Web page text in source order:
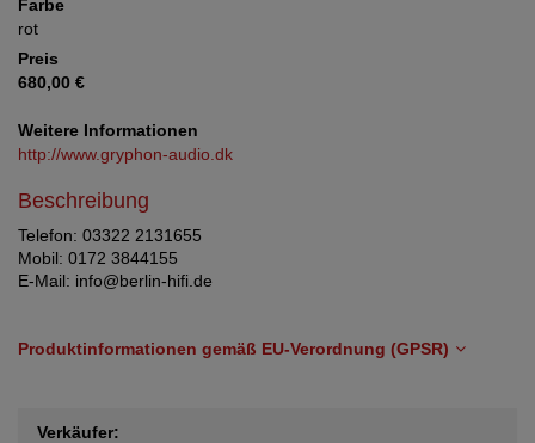
Farbe
rot
Preis
680,00 €
Weitere Informationen
http://www.gryphon-audio.dk
Beschreibung
Telefon: 03322 2131655
Mobil: 0172 3844155
E-Mail: info@berlin-hifi.de
Produktinformationen gemäß EU-Verordnung (GPSR)
Verkäufer: